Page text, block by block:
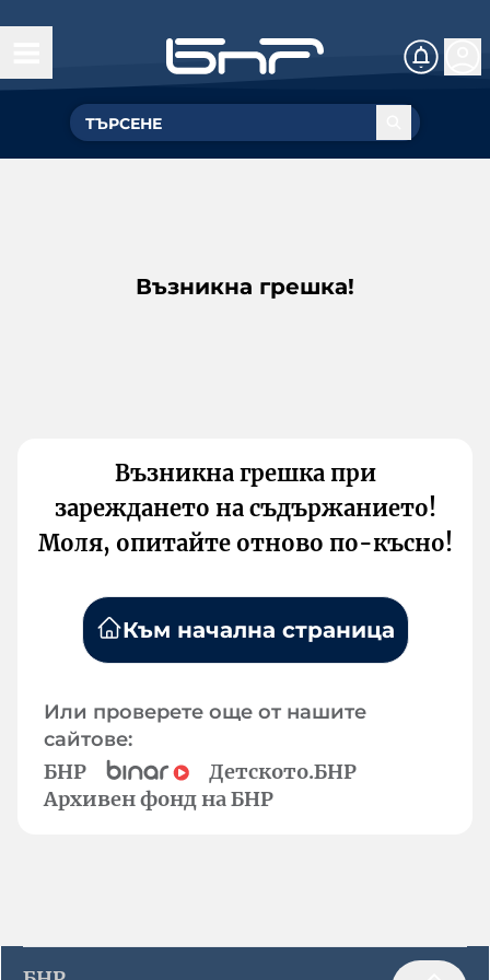
Възникна грешка!
Възникна грешка при
зареждането на съдържанието!
Моля, опитайте отново по-късно!
Към начална страница
Или проверете още от нашите
сайтове:
БНР
Детското.БНР
Архивен фонд на БНР